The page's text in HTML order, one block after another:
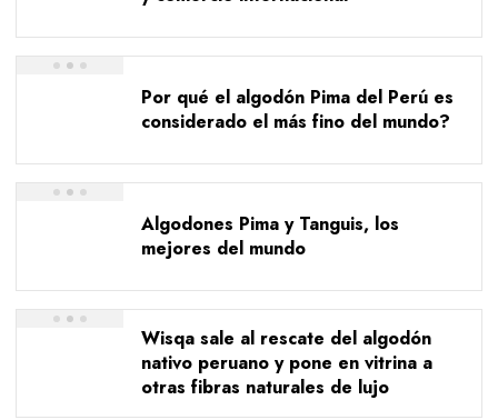
Por qué el algodón Pima del Perú es
considerado el más fino del mundo?
Algodones Pima y Tanguis, los
mejores del mundo
Wisqa sale al rescate del algodón
nativo peruano y pone en vitrina a
otras fibras naturales de lujo